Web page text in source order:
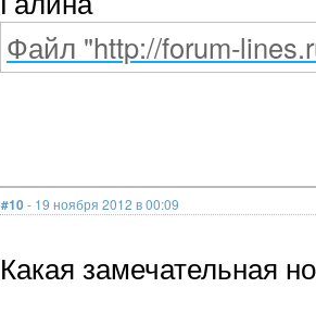
Файл "http://forum-
#10- 19 ноября 2012 в 00:09
Какая замечательная